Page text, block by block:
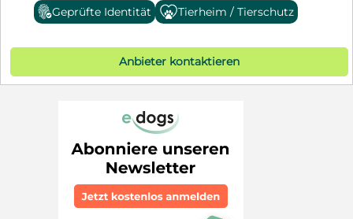
Geprüfte Identität
Tierheim / Tierschutz
Anbieter kontaktieren